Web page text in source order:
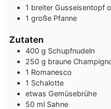
1 breiter Gusseisentopf
1 große Pfanne
Zutaten
400 g Schupfnudeln
250 g braune
1 Romanesco
1 Schalotte
etwas Gemüsebrühe
50 ml Sahne